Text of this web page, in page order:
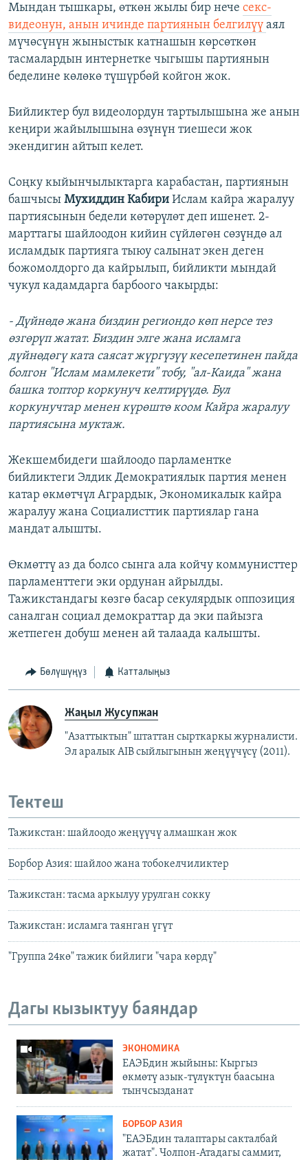
Мындан тышкары, өткөн жылы бир нече секс-
видеонун, анын ичинде партиянын белгилүү аял
мүчөсүнүн жыныстык катнашын көрсөткөн
тасмалардын интернетке чыгышы партиянын
беделине көлөкө түшүрбөй койгон жок.
Бийликтер бул видеолордун тартылышына же анын
кеңири жайылышына өзүнүн тиешеси жок
экендигин айтып келет.
Соңку кыйынчылыктарга карабастан, партиянын
башчысы Мухиддин Кабири Ислам кайра жаралуу
партиясынын бедели көтөрүлөт деп ишенет. 2-
марттагы шайлоодон кийин сүйлөгөн сөзүндө ал
исламдык партияга тыюу салынат экен деген
божомолдорго да кайрылып, бийликти мындай
чукул кадамдарга барбоого чакырды:
- Дүйнөдө жана биздин региондо көп нерсе тез
өзгөрүп жатат. Биздин элге жана исламга
дүйнөдөгү ката саясат жүргүзүү кесепетинен пайда
болгон "Ислам мамлекети" тобу, "ал-Каида" жана
башка топтор коркунуч келтирүүдө. Бул
коркунучтар менен күрөштө коом Кайра жаралуу
партиясына муктаж.
Жекшембидеги шайлоодо парламентке
бийликтеги Элдик Демократиялык партия менен
катар өкмөтчүл Агрардык, Экономикалык кайра
жаралуу жана Социалисттик партиялар гана
мандат алышты.
Өкмөттү аз да болсо сынга ала койчу коммунисттер
парламенттеги эки ордунан айрылды.
Тажикстандагы көзгө басар секулярдык оппозиция
саналган социал демократтар да эки пайызга
жетпеген добуш менен ай талаада калышты.
Бөлүшүңүз Катталыңыз
Жаңыл Жусупжан
"Азаттыктын" штаттан сырткаркы журналисти.
Эл аралык AIB сыйлыгынын жеңүүчүсү (2011).
Тектеш
Тажикстан: шайлоодо жеңүүчү алмашкан жок
Борбор Азия: шайлоо жана тобокелчиликтер
Тажикстан: тасма аркылуу урулган сокку
Тажикстан: исламга таянган үгүт
"Группа 24кө" тажик бийлиги "чара көрдү"
Дагы кызыктуу баяндар
ЭКОНОМИКА
ЕАЭБдин жыйыны: Кыргыз
өкмөтү азык-түлүктүн баасына
тынчсызданат
БОРБОР АЗИЯ
"ЕАЭБдин талаптары сакталбай
жатат". Чолпон-Атадагы саммит,